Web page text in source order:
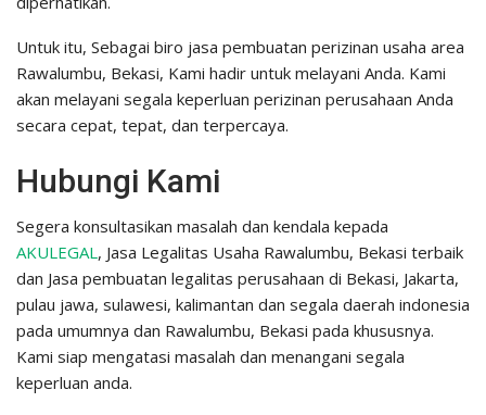
Untuk itu, Sebagai biro jasa pembuatan perizinan usaha area
Rawalumbu, Bekasi, Kami hadir untuk melayani Anda. Kami
akan melayani segala keperluan perizinan perusahaan Anda
secara cepat, tepat, dan terpercaya.
Hubungi Kami
Segera konsultasikan masalah dan kendala kepada
AKULEGAL, Jasa Legalitas Usaha Rawalumbu, Bekasi terbaik
dan Jasa pembuatan legalitas perusahaan di Bekasi, Jakarta,
pulau jawa, sulawesi, kalimantan dan segala daerah indonesia
pada umumnya dan Rawalumbu, Bekasi pada khususnya.
Kami siap mengatasi masalah dan menangani segala
keperluan anda.